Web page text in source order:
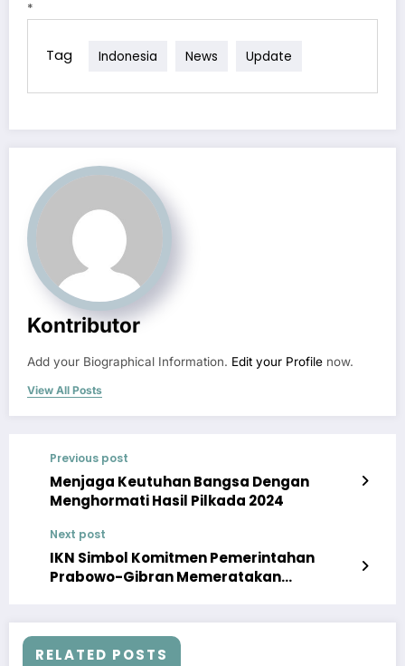
*
Tag Indonesia News Update
Kontributor
Add your Biographical Information. Edit your Profile now.
View All Posts
Previous post
Menjaga Keutuhan Bangsa Dengan
Menghormati Hasil Pilkada 2024
Next post
IKN Simbol Komitmen Pemerintahan
Prabowo-Gibran Memeratakan
RELATED POSTS